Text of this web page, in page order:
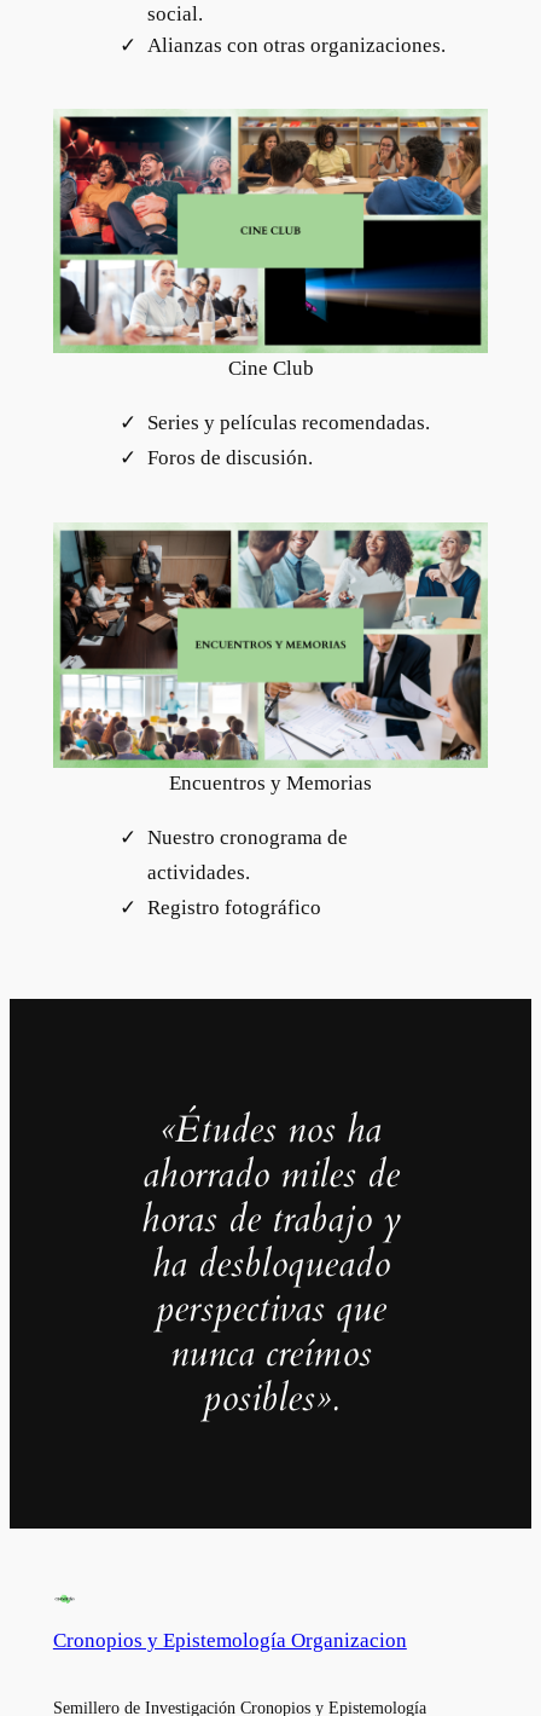
social.
Alianzas con otras organizaciones.
Cine Club
Series y películas recomendadas.
Foros de discusión.
Encuentros y Memorias
Nuestro cronograma de
actividades.
Registro fotográfico
«Études nos ha
ahorrado miles de
horas de trabajo y
ha desbloqueado
perspectivas que
nunca creímos
posibles».
Cronopios y Epistemología Organizacion
Semillero de Investigación Cronopios y Epistemología